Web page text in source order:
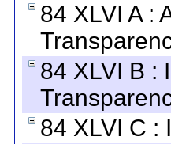
84 XLVI A :
84 XLVI B :
84 XLVI C :